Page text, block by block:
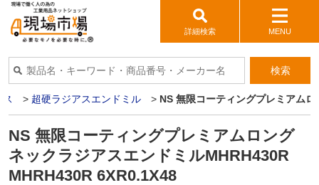
詳細検索 MENU
検索
> 超硬ラジアスエンドミル > NS 無限コーティングプレミアム
NS 無限コーティングプレミアムロング
ネックラジアスエンドミルMHRH430R
MHRH430R 6XR0.1X48